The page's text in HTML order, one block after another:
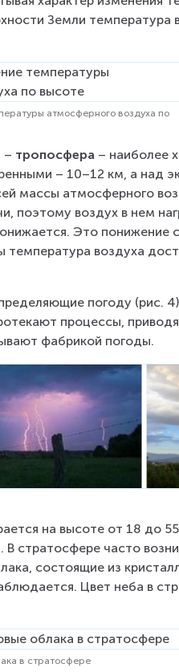
Земли температура
атмосферного воздуха по
– тропосфера – наиболее
– 10–12 км, а над
массы атмосферного
поэтому воздух в нем
Это понижение
воздуха
погоду (рис.
процессы,
фабрикой погоды.
на высоте от 18 до
В стратосфере часто
состоящие из
Цвет неба в
в стратосфере